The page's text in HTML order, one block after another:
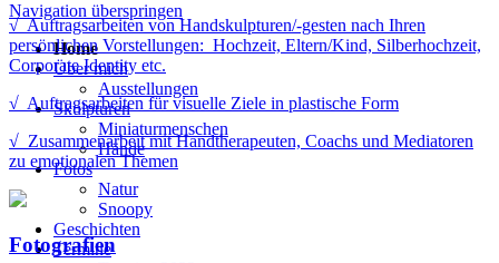
Navigation überspringen
Home
Über mich
Ausstellungen
Skulpturen
Miniaturmenschen
Hände
Fotos
Natur
Snoopy
Geschichten
Termine
√ Auftragsarbeiten von Handskulpturen/-gesten nach Ihren
persönlichen Vorstellungen: Hochzeit, Eltern/Kind, Silberhochzeit,
Corporate Identity etc.
√ Auftragsarbeiten für visuelle Ziele in plastische Form
√ Zusammenarbeit mit Handtherapeuten, Coachs und Mediatoren
zu emotionalen Themen
Fotografien